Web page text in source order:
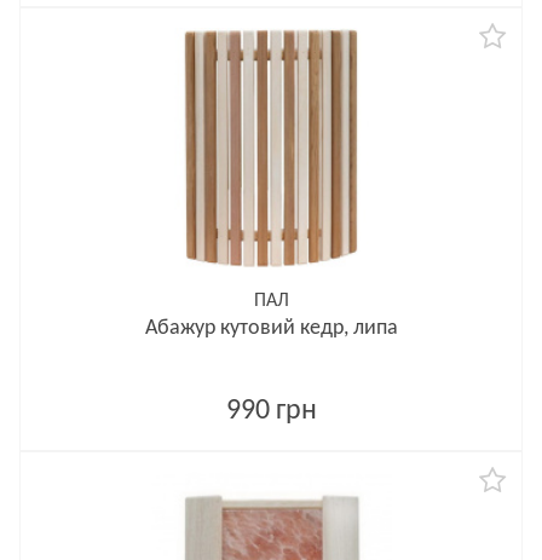
ПАЛ
Абажур кутовий кедр, липа
990 грн